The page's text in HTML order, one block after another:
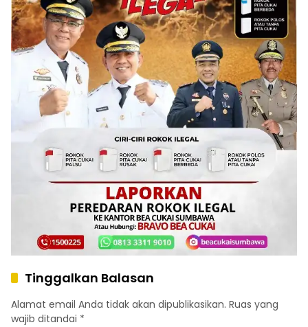
Tinggalkan Balasan
Alamat email Anda tidak akan dipublikasikan. Ruas yang
wajib ditandai *